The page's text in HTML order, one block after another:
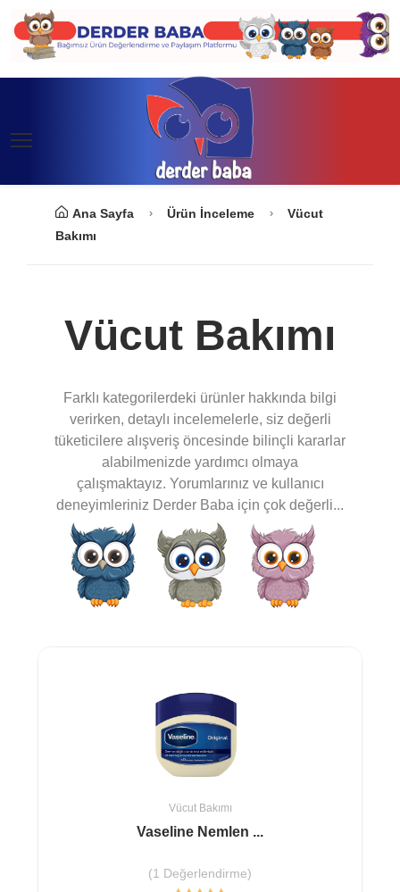
Ana Sayfa Ürün İnceleme
Vücut
Bakımı
Vücut Bakımı
Farklı kategorilerdeki ürünler hakkında bilgi
verirken, detaylı incelemelerle, siz değerli
tüketicilere alışveriş öncesinde bilinçli kararlar
alabilmenizde yardımcı olmaya
çalışmaktayız. Yorumlarınız ve kullanıcı
deneyimleriniz Derder Baba için çok değerli...
Vücut Bakımı
Vaseline Nemlen ...
(1 Değerlendirme)